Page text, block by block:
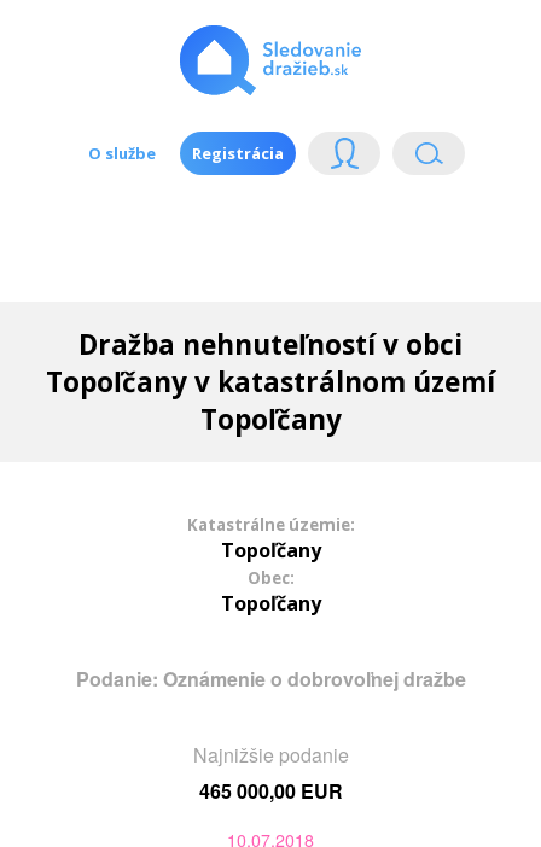
O službe Registrácia
Dražba nehnuteľností v obci
Topoľčany v katastrálnom území
Topoľčany
Katastrálne územie:
Topoľčany
Obec:
Topoľčany
Podanie: Oznámenie o dobrovoľnej dražbe
Najnižšie podanie
465 000,00 EUR
10.07.2018